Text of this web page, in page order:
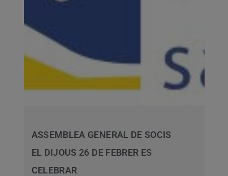
ASSEMBLEA GENERAL DE SOCIS
EL DIJOUS 26 DE FEBRER ES
CELEBRAR